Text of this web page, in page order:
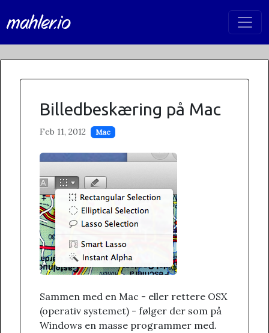
mahler.io
Billedbeskæring på Mac
Feb 11, 2012 Mac
Sammen med en Mac - eller rettere OSX
(operativ systemet) - følger der som på
Windows en masse programmer med.